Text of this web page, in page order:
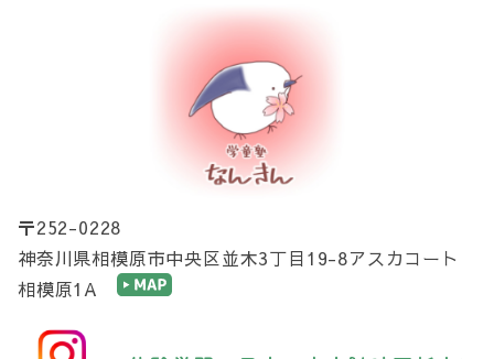
〒252-0228
神奈川県相模原市中央区並木3丁目19-8アスカコート
相模原1A